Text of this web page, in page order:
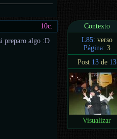
10c.
preparo algo :D
Contexto
L85: verso
Página: 3
Post 13de 13
Visualizar